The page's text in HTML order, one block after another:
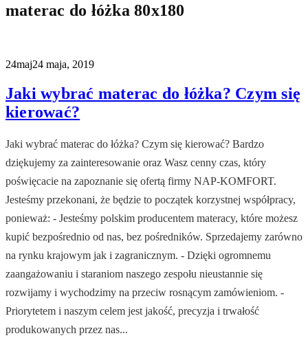
materac do łóżka 80x180
24maj24 maja, 2019
Jaki wybrać materac do łóżka? Czym się
kierować?
Jaki wybrać materac do łóżka? Czym się kierować? Bardzo
dziękujemy za zainteresowanie oraz Wasz cenny czas, który
poświęcacie na zapoznanie się ofertą firmy NAP-KOMFORT.
Jesteśmy przekonani, że będzie to początek korzystnej współpracy,
ponieważ: - Jesteśmy polskim producentem materacy, które możesz
kupić bezpośrednio od nas, bez pośredników. Sprzedajemy zarówno
na rynku krajowym jak i zagranicznym. - Dzięki ogromnemu
zaangażowaniu i staraniom naszego zespołu nieustannie się
rozwijamy i wychodzimy na przeciw rosnącym zamówieniom. -
Priorytetem i naszym celem jest jakość, precyzja i trwałość
produkowanych przez nas...